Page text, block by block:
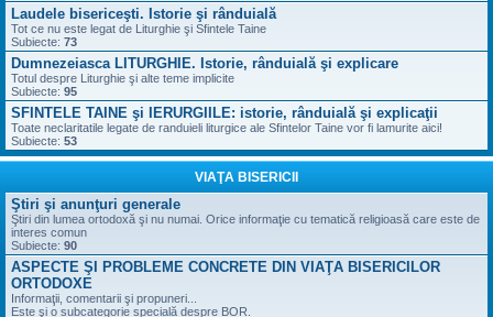
Laudele bisericeşti. Istorie şi rânduială
Tot ce nu este legat de Liturghie şi Sfintele Taine
Subiecte: 73
Dumnezeiasca LITURGHIE. Istorie, rânduială şi explicare
Totul despre Liturghie şi alte teme implicite
Subiecte: 95
SFINTELE TAINE şi IERURGIILE: istorie, rânduială şi explicaţii
Toate neclaritatile legate de randuieli liturgice ale Sfintelor Taine vor fi lamurite aici!
Subiecte: 53
VIAŢA BISERICII
Ştiri şi anunţuri generale
Ştiri din lumea ortodoxă şi nu numai. Orice informaţie cu tematică religioasă care este de
interes comun
Subiecte: 90
ASPECTE ŞI PROBLEME CONCRETE DIN VIAŢA BISERICILOR
ORTODOXE
Informaţii, comentarii şi propuneri...
Este şi o subcategorie specială despre BOR.